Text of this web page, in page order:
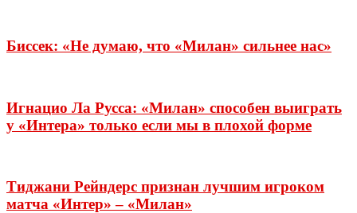
Биссек: «Не думаю, что «Милан» сильнее нас»
Игнацио Ла Русса: «Милан» способен выиграть
у «Интера» только если мы в плохой форме
Тиджани Рейндерс признан лучшим игроком
матча «Интер» – «Милан»